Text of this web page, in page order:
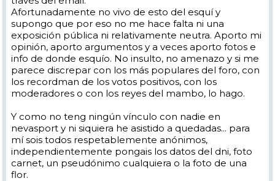
Afortunadamente no vivo de esto del esquí y
supongo que por eso no me hace falta ni una
exposición pública ni relativamente neutra. Aporto mi
opinión, aporto argumentos y a veces aporto fotos e
info de donde esquío. No insulto, no amenazo y si me
parece discrepar con los más populares del foro, con
los recordman de los votos positivos, con los
moderadores o con los reyes del mambo, lo hago.
Y como no teng ningún vínculo con nadie en
nevasport y ni siquiera he asistido a quedadas... para
mí sois todos respetablemente anónimos,
independientemente pongais los datos del dni, foto
carnet, un pseudónimo cualquiera o la foto de una
flor.